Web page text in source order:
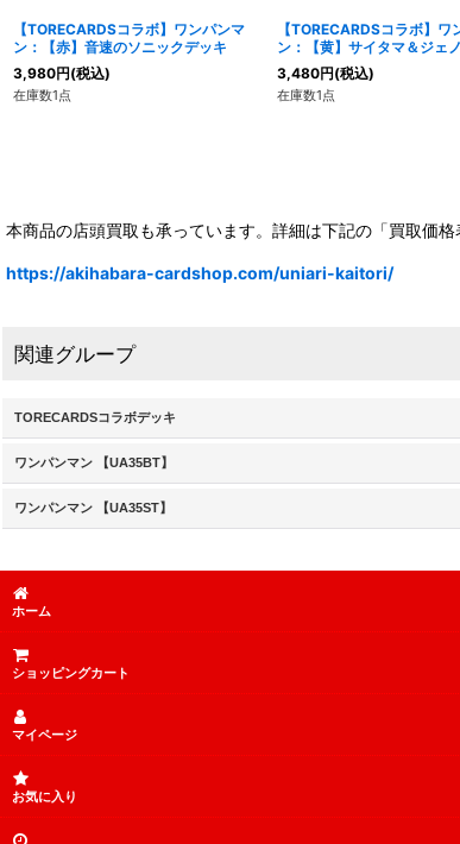
【TORECARDSコラボ】ワンパンマ
ン：【赤】音速のソニックデッキ
3,980円(税込)
在庫数1点
【TORECARDSコラボ】ワ
ン：【黄】サイタマ＆ジェ
3,480円(税込)
在庫数1点
本商品の店頭買取も承っています。詳細は下記の「買取価
https://akihabara-cardshop.com/uniari-kaitori/
関連グループ
TORECARDSコラボデッキ
ワンパンマン 【UA35BT】
ワンパンマン 【UA35ST】
ホーム
ショッピングカート
マイページ
お気に入り